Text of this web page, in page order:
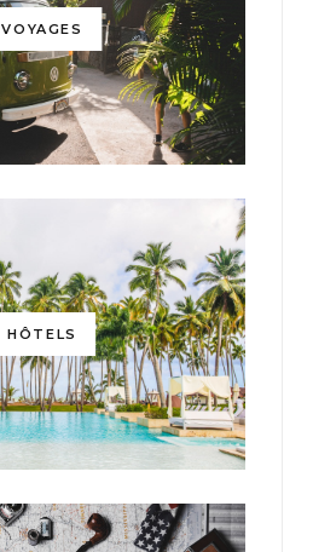
VOYAGES
HÔTELS